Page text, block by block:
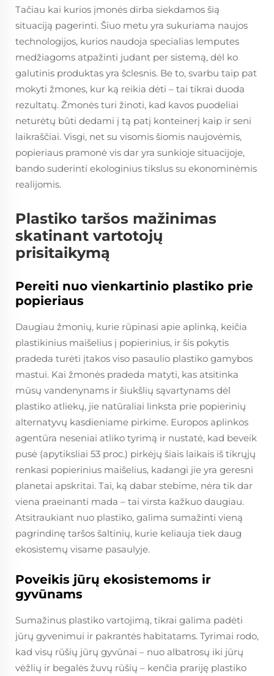
Tačiau kai kurios įmonės dirba siekdamos šią
situaciją pagerinti. Šiuo metu yra sukuriama naujos
technologijos, kurios naudoja specialias lemputes
medžiagoms atpažinti judant per sistemą, dėl ko
galutinis produktas yra šclesnis. Be to, svarbu taip pat
mokyti žmones, kur ką reikia dėti – tai tikrai duoda
rezultatų. Žmonės turi žinoti, kad kavos puodeliai
neturėtų būti dedami į tą patį konteinerį kaip ir seni
laikraščiai. Visgi, net su visomis šiomis naujovėmis,
popieriaus pramonė vis dar yra sunkioje situacijoje,
bando suderinti ekologinius tikslus su ekonominėmis
realijomis.
Plastiko taršos mažinimas
skatinant vartotojų
prisitaikymą
Pereiti nuo vienkartinio plastiko prie
popieriaus
Daugiau žmonių, kurie rūpinasi apie aplinką, keičia
plastikinius maišelius į popierinius, ir šis pokytis
pradeda turėti įtakos viso pasaulio plastiko gamybos
mastui. Kai žmonės pradeda matyti, kas atsitinka
mūsų vandenynams ir šiukšlių sąvartynams dėl
plastiko atliekų, jie natūraliai linksta prie popierinių
alternatyvų kasdieniame pirkime. Europos aplinkos
agentūra neseniai atliko tyrimą ir nustatė, kad beveik
pusė (apytiksliai 53 proc.) pirkėjų šiais laikais iš tikrųjų
renkasi popierinius maišelius, kadangi jie yra geresni
planetai apskritai. Tai, ką dabar stebime, nėra tik dar
viena praeinanti mada – tai virsta kažkuo daugiau.
Atsitraukiant nuo plastiko, galima sumažinti vieną
pagrindinę taršos šaltinių, kurie keliauja tiek daug
ekosistemų visame pasaulyje.
Poveikis jūrų ekosistemoms ir
gyvūnams
Sumažinus plastiko vartojimą, tikrai galima padėti
jūrų gyvenimui ir pakrantės habitatams. Tyrimai rodo,
kad visų rūšių jūrų gyvūnai – nuo albatrosų iki jūrų
vėžlių ir begalės žuvų rūšių – kenčia prariję plastiko